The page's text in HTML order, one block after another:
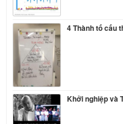
4 Thành tố cấu
Khởi nghiệp và